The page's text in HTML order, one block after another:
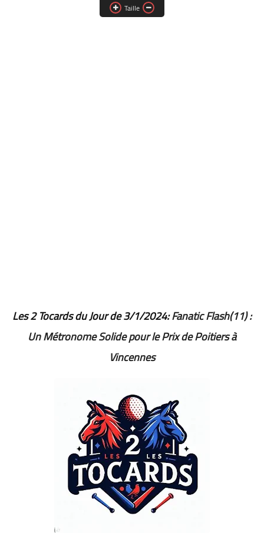
Taille
Les 2 Tocards du Jour de 3/1/2024:Fanatic Flash(11) :
Un Métronome Solide pour le Prix de Poitiers à
Vincennes